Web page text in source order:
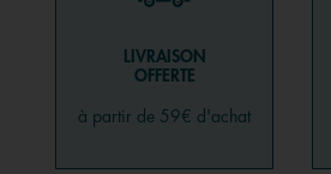
LIVRAISON
OFFERTE
à partir de 59€ d'achat